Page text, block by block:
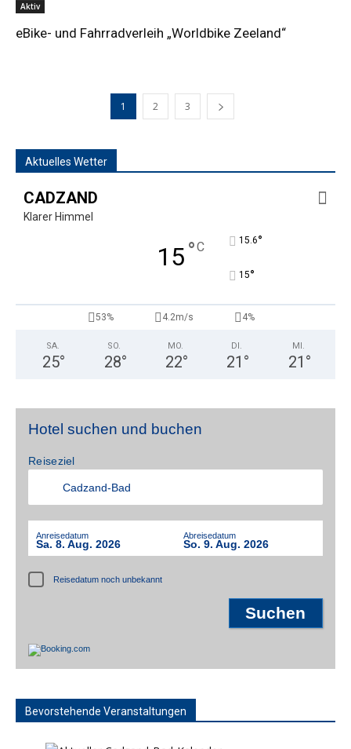
Aktiv
eBike- und Fahrradverleih „Worldbike Zeeland“
1 2 3
Aktuelles Wetter
CADZAND
Klarer Himmel
15°C 15.6°
15°
53% 4.2m/s 4%
SA.
25°
SO.
28°
MO.
22°
DI.
21 °
MI.
21 °
Hotel suchen und buchen
Reiseziel
Anreisedatum
Sa. 8. Aug. 2026
Abreisedatum
So. 9. Aug. 2026
Reisedatum noch unbekannt
Bevorstehende Veranstaltungen